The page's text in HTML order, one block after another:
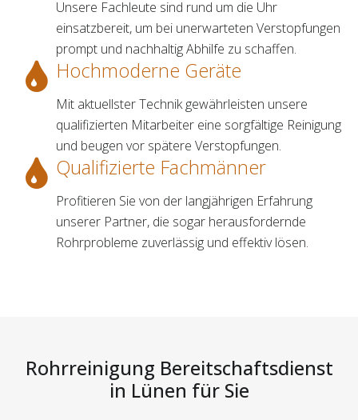
Unsere Fachleute sind rund um die Uhr
einsatzbereit, um bei unerwarteten Verstopfungen
prompt und nachhaltig Abhilfe zu schaffen.
Hochmoderne Geräte
Mit aktuellster Technik gewährleisten unsere
qualifizierten Mitarbeiter eine sorgfältige Reinigung
und beugen vor spätere Verstopfungen.
Qualifizierte Fachmänner
Profitieren Sie von der langjährigen Erfahrung
unserer Partner, die sogar herausfordernde
Rohrprobleme zuverlässig und effektiv lösen.
Rohrreinigung Bereitschaftsdienst
in Lünen für Sie